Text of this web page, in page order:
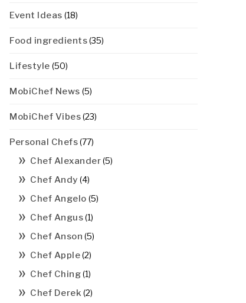
Event Ideas (18)
Food ingredients(35)
Lifestyle (50)
MobiChef News (5)
MobiChef Vibes(23)
Personal Chefs(77)
Chef Alexander(5)
Chef Andy (4)
Chef Angelo (5)
Chef Angus(1)
Chef Anson (5)
Chef Apple(2)
Chef Ching(1)
Chef Derek (2)